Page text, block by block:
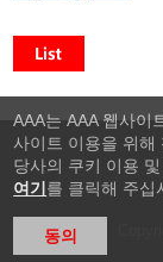
AAA는 AAA 웹사이
사이트 이용을 위해
당사의 쿠키 이용
여기 를 클릭해 주십
동의